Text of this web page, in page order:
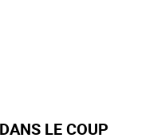
LE COUP